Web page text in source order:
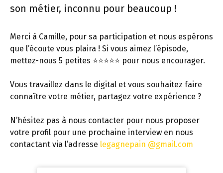
son métier, inconnu pour beaucoup !
Merci à Camille, pour sa participation et nous espérons
que l’écoute vous plaira ! Si vous aimez l’épisode,
mettez-nous 5 petites ⭐️⭐️⭐️⭐️⭐️ pour nous encourager.
Vous travaillez dans le digital et vous souhaitez faire
connaître votre métier, partagez votre expérience ?
N’hésitez pas à nous contacter pour nous proposer
votre profil pour une prochaine interview en nous
contactant via l’adresse legagnepain @gmail.com